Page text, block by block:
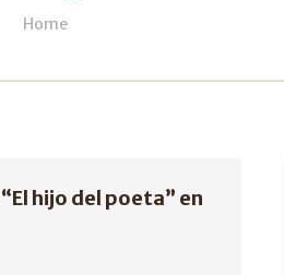
You are here:
Home
hijo del poeta” en